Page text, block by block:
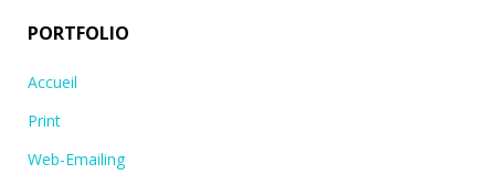
PORTFOLIO
Accueil
Print
Web-Emailing